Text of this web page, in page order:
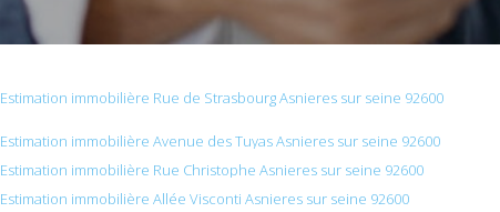
Estimation immobilière Rue de Strasbourg Asnieres sur seine 92600
Estimation immobilière Avenue des Tuyas Asnieres sur seine 92600
Estimation immobilière Rue Christophe Asnieres sur seine 92600
Estimation immobilière Allée Visconti Asnieres sur seine 92600